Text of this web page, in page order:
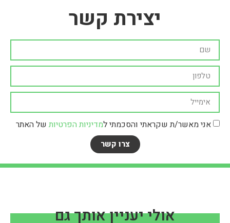
יצירת קשר
אני מאשר/ת שקראתי והסכמתי למדיניות הפרטיות של האתר
צרו קשר
אולי יעניין אותך גם